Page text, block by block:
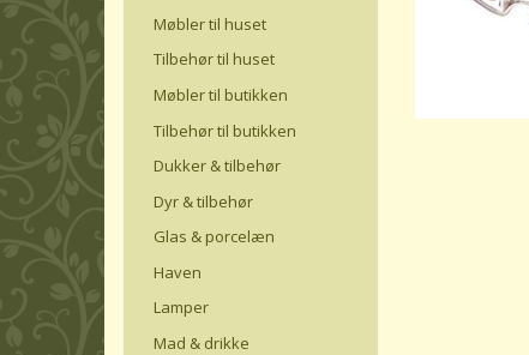
Møbler til huset
Tilbehør til huset
Møbler til butikken
Tilbehør til butikken
Dukker & tilbehør
Dyr & tilbehør
Glas & porcelæn
Haven
Lamper
Mad & drikke